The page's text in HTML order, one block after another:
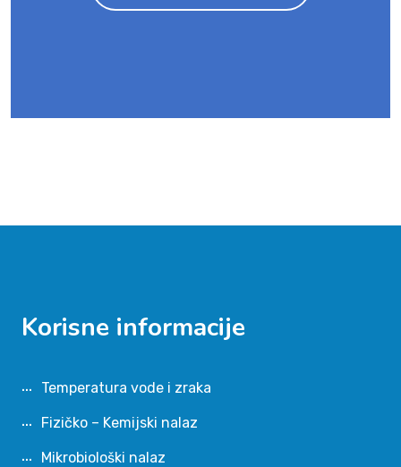
Korisne informacije
Temperatura vode i zraka
Fizičko – Kemijski nalaz
Mikrobiološki nalaz